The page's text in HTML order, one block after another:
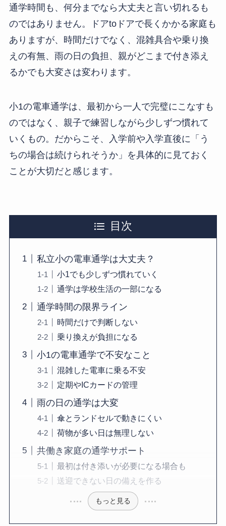
通学時間も、何分までなら大丈夫と言い切れるも
のではありません。ドアtoドアで長くかかる家庭も
ありますが、時間だけでなく、混雑具合や乗り換
えの有無、雨の日の負担、親がどこまで付き添え
るかでも大変さは変わります。
小1の電車通学は、最初から一人で完璧にこなすも
のではなく、親子で練習しながら少しずつ慣れて
いくもの。だからこそ、入学前や入学直後に「う
ちの場合は続けられそうか」を具体的に見ておく
ことが大切だと感じます。
目次
私立小の電車通学は大丈夫？
小1でも少しずつ慣れていく
通学は学校生活の一部になる
通学時間の限界ライン
時間だけで判断しない
乗り換えが負担になる
小1の電車通学で不安なこと
混雑した電車に乗る不安
定期やICカードの管理
雨の日の通学は大変
傘とランドセルで動きにくい
荷物が多い日は無理しない
共働き家庭の通学サポート
最初は付き添いが必要になる場合も
送迎できない日の備えを作る
もっと見る